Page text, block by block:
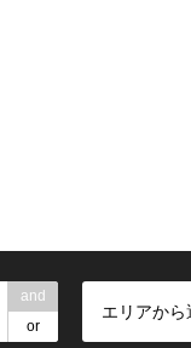
and
or
エリアから